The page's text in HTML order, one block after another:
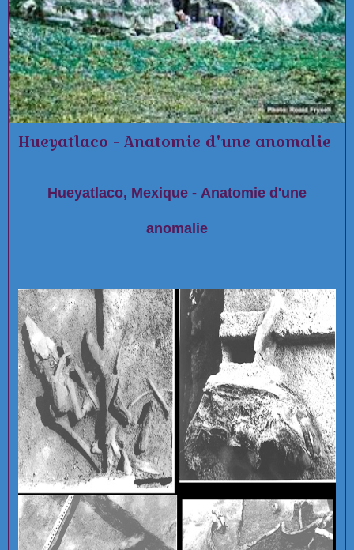
Hueyatlaco - Anatomie d'une anomalie
Hueyatlaco, Mexique - Anatomie d'une
anomalie